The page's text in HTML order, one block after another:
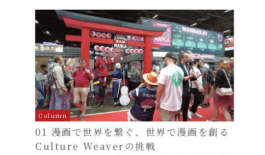
Column
01 漫画で世界を繋ぐ、世界で漫画を創る
Culture Weaverの挑戦